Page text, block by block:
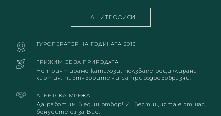
НАШИТЕ ОФИСИ
ТУРОПЕРАТОР НА ГОДИНАТА 2013
ГРИЖИМ СЕ ЗА ПРИРОДАТА
Не принтираме каталози, ползваме рециклирана
хартия, партньорите ни са природосъобразни.
АГЕНТСКА МРЕЖА
Да работим в един отбор! Инвестицията е от нас,
бонусите са за Вас.